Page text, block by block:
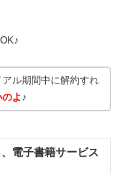
ル期間中に解約すれ
よ ♪
電子書籍サービス